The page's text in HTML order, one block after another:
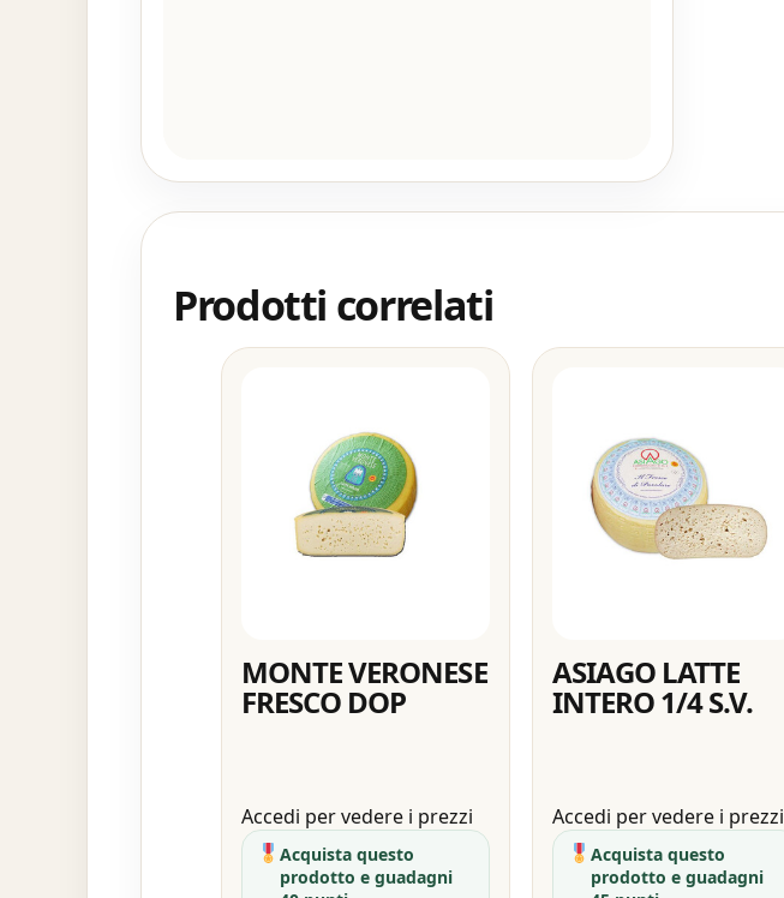
Prodotti correlati
MONTE VERONESE
FRESCO DOP
Accedi per vedere i prezzi
Acquista questo
prodotto e guadagni
ASIAGO LATTE
INTERO 1/4 S.V.
Accedi per vedere i prezzi
Acquista questo
prodotto e guadagni